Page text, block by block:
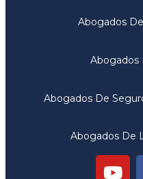
Abogados
Abogados
Abogados De
Abogados De